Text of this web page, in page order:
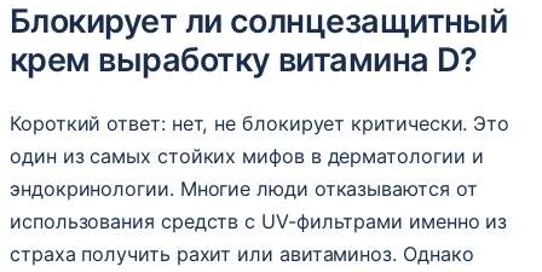
Блокирует ли солнцезащитный
крем выработку витамина D?
Короткий ответ: нет, не блокирует критически. Это
один из самых стойких мифов в дерматологии и
эндокринологии. Многие люди отказываются от
использования средств с UV-фильтрами именно из
страха получить рахит или авитаминоз. Однако